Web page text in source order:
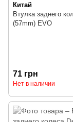
Китай
Втулка заднего
(57mm) EVO
71 грн
Нет в наличии